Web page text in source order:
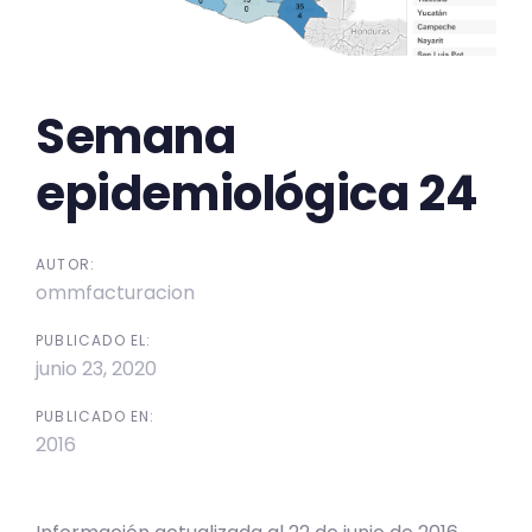
Semana
epidemiológica 24
AUTOR:
ommfacturacion
PUBLICADO EL:
junio 23, 2020
PUBLICADO EN:
2016